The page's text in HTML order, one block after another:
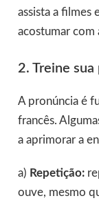
assista a filmes
acostumar com
2. Treine
A pronúncia é
francês.
a aprimorar a
a) Repetição:
ouve, mesmo